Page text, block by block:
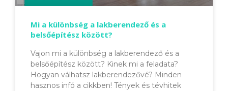
Mi a különbség a lakberendező és a
belsőépítész között?
Vajon mi a különbség a lakberendező és a
belsőépítész között? Kinek mi a feladata?
Hogyan válhatsz lakberendezővé? Minden
hasznos infó a cikkben! Tények és tévhitek